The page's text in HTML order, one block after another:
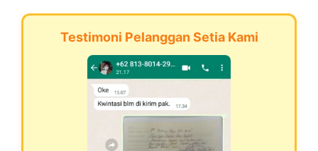
Testimoni Pelanggan Setia Kami